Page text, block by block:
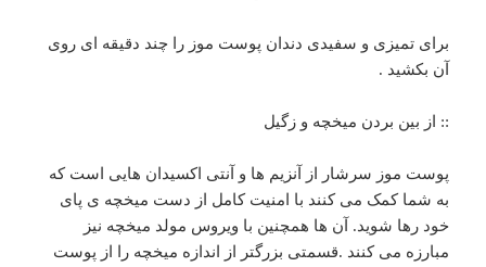
برای تمیزی و سفیدی دندان پوست موز را چند دقیقه ای روی
آن بکشید .
:: از بین بردن میخچه و زگیل
پوست موز سرشار از آنزیم ها و آنتی اکسیدان هایی است که
به شما کمک می کنند با امنیت کامل از دست میخچه ی پای
خود رها شوید. آن ها همچنین با ویروس مولد میخچه نیز
مبارزه می کنند .قسمتی بزرگتر از اندازه میخچه را از پوست